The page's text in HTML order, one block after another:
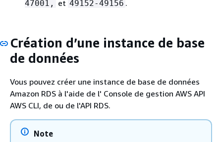
47001,
et 49152-49156 .
Création d’une instance de base
de données
Vous pouvez créer une instance de base de données
Amazon RDS à l'aide de l' Console de gestion AWS API
AWS CLI, de ou de l'API RDS.
Note